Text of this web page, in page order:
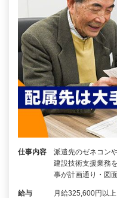
仕事内容
派遣先のゼネコン
建設技術支援業務
事が計画通り・図
給与
月給325,600円以